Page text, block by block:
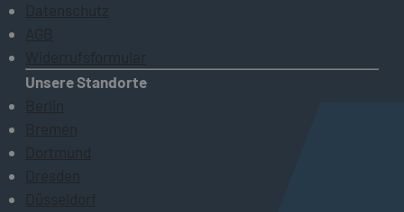
Datenschutz
AGB
Widerrufsformular
Unsere Standorte
Berlin
Bremen
Dortmund
Dresden
Düsseldorf